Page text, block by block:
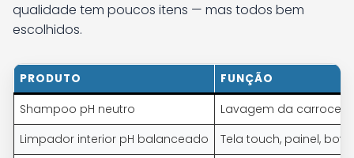
qualidade tem poucos itens — mas todos bem
escolhidos.
PRODUTO FUNÇÃO
Shampoo pH neutro
Lavagem da
Limpador interior pH balanceado
Tela touch, painel,